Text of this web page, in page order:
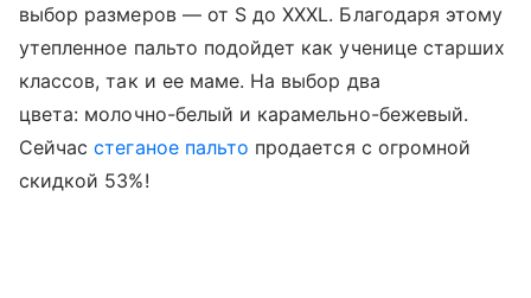
выбор размеров — от S до XXXL. Благодаря этому
утепленное пальто подойдет как ученице старших
классов, так и ее маме. На выбор два
цвета: молочно-белый и карамельно-бежевый.
Сейчасстеганое пальто продается с огромной
скидкой 53%!